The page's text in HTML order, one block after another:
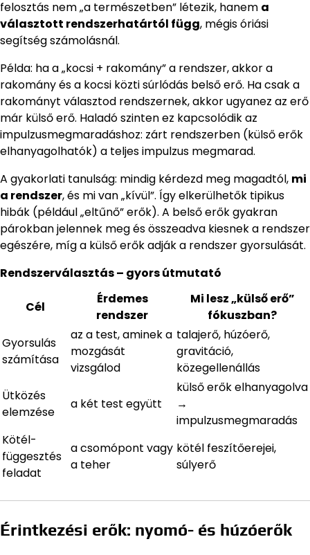
felosztás nem „a természetben” létezik, hanem a
választott rendszerhatártól függ, mégis óriási
segítség számolásnál.
Példa: ha a „kocsi + rakomány” a rendszer, akkor a
rakomány és a kocsi közti súrlódás belső erő. Ha csak a
rakományt választod rendszernek, akkor ugyanez az erő
már külső erő. Haladó szinten ez kapcsolódik az
impulzusmegmaradáshoz: zárt rendszerben (külső erők
elhanyagolhatók) a teljes impulzus megmarad.
A gyakorlati tanulság: mindig kérdezd meg magadtól, mi
a rendszer, és mi van „kívül”. Így elkerülhetők tipikus
hibák (például „eltűnő” erők). A belső erők gyakran
párokban jelennek meg és összeadva kiesnek a rendszer
egészére, míg a külső erők adják a rendszer gyorsulását.
Rendszerválasztás – gyors útmutató
Cél
Érdemes
rendszer
Mi lesz „külső erő”
fókuszban?
Gyorsulás
számítása
az a test, aminek a
mozgását
vizsgálod
talajerő, húzóerő,
gravitáció,
közegellenállás
Ütközés
elemzése
a két test együtt
külső erők elhanyagolva
→
impulzusmegmaradás
Kötél-
függesztés
feladat
a csomópont vagy
a teher
kötél feszítőerejei,
súlyerő
Érintkezési erők: nyomó- és húzóerők